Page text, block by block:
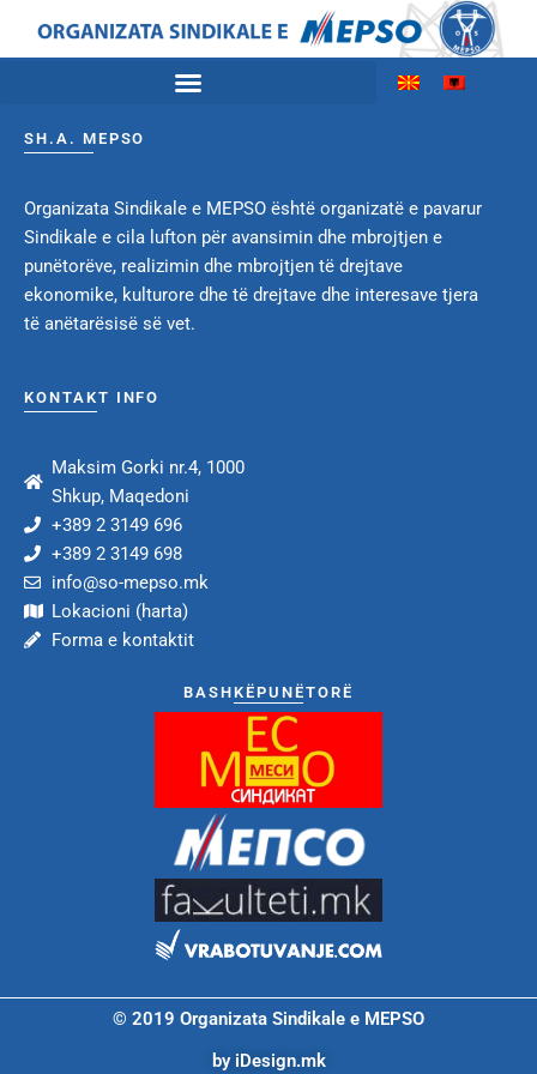
SH.A. MEPSO
Organizata Sindikale e MEPSO është organizatë e pavarur
Sindikale e cila lufton për avansimin dhe mbrojtjen e
punëtorëve, realizimin dhe mbrojtjen të drejtave
ekonomike, kulturore dhe të drejtave dhe interesave tjera
të anëtarësisë së vet.
KONTAKT INFO
Maksim Gorki nr.4, 1000
Shkup, Maqedoni
+389 2 3149 696
+389 2 3149 698
info@so-mepso.mk
Lokacioni (harta)
Forma e kontaktit
BASHKËPUNËTORË
© 2019 Organizata Sindikale e MEPSO
by iDesign.mk